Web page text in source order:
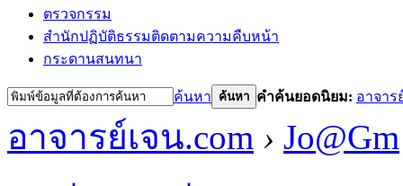
ตรวจกรรม
สำนักปฏิบัติธรรมติดตามความคืบหน้า
กระดานสนทนา
ค้นหา ค้นหา คำค้นยอดนิยม: อาจาร
อาจารย์เจน.com › Jo@Gm